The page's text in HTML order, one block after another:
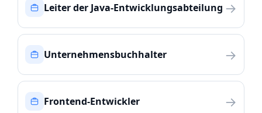
Leiter der Java-Entwicklungsabteilung →
Unternehmensbuchhalter →
Frontend-Entwickler →